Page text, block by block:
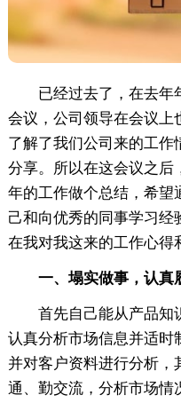
已经过去了，在去年
会议，公司领导在会议上
了解了我们公司来的工作
分享。所以在这会议之后
年的工作做个总结，希望
己和向优秀的同事学习经
在我对我这来的工作心得
一、塌实做事，认真
首先自己能从产品知
认真分析市场信息并适时
并对客户资料进行分析，
通、勤交流，分析市场情